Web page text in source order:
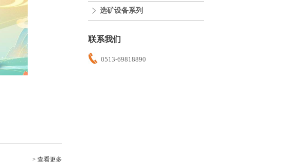
> 查看更多
选矿设备系列
联系我们
0513-69818890